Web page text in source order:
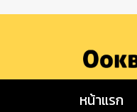
หน้าแรก